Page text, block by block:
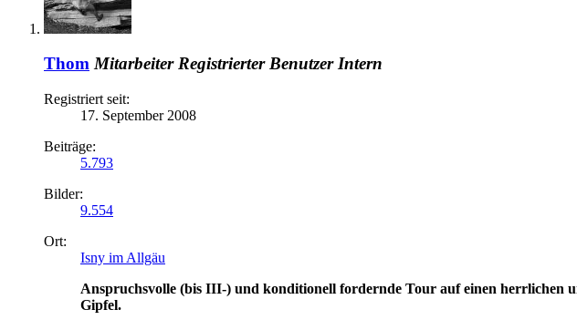
Thom Mitarbeiter Registrierter Benutzer Intern
Registriert seit:
17. September 2008
Beiträge:
5.793
Bilder:
9.554
Ort:
Isny im Allgäu
Anspruchsvolle (bis III-) und konditionell fordernde Tour auf einen herrlichen
Gipfel.